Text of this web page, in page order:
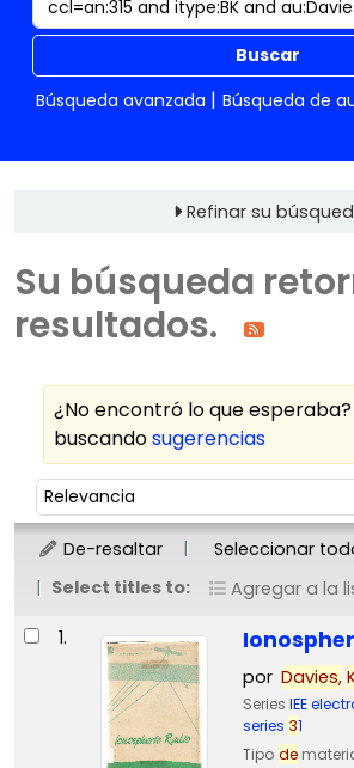
Buscar
Búsqueda avanzada
Búsqueda de
Refinar su
Su búsqueda
resultados.
¿No encontró lo que
buscandosugerencias
Ordenar
Ordenar por:
De-resaltar Seleccionar
Select titles to:
Agregar a la
Resultados
1.
por Davies,
Series IEE
series 31
Tipo de